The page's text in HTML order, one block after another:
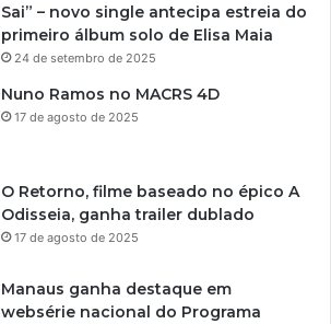
Sai” – novo single antecipa estreia do
primeiro álbum solo de Elisa Maia
24 de setembro de 2025
Nuno Ramos no MACRS 4D
17 de agosto de 2025
O Retorno, filme baseado no épico A
Odisseia, ganha trailer dublado
17 de agosto de 2025
Manaus ganha destaque em
websérie nacional do Programa